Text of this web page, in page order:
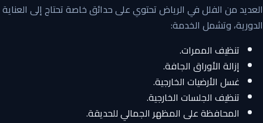
العديد من الفلل في الرياض تحتوي على حدائق خاصة تحتاج إلى العناية
الدورية، وتشمل الخدمة:
تنظيف الممرات.
إزالة الأوراق الجافة.
غسل الأرضيات الخارجية.
تنظيف الجلسات الخارجية.
المحافظة على المظهر الجمالي للحديقة.